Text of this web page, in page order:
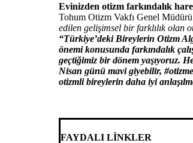
Evinizden otizm farkındalık
Tohum Otizm Vakfı Genel
edilen gelişimsel bir farklılık olan
“Türkiye’deki Bireylerin Otizm
önemi konusunda farkındalık
geçtiğimiz bir dönem yaşıyoruz.
Nisan günü mavi giyebilir,
otizmli bireylerin daha iyi
FAYDALI LİNKLER